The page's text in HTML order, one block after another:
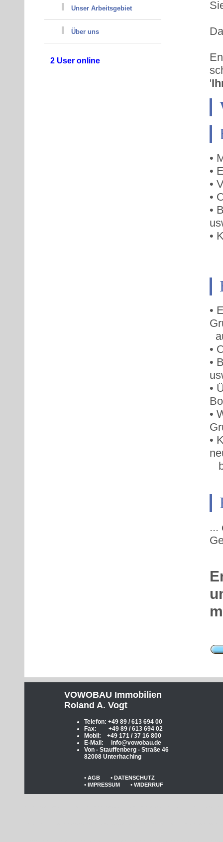
'
•
•
•
•
•
•
•
•
•
•
•
•
...
Unser Arbeitsgebiet
Über uns
VOWOBAU Immobilien
Roland A. Vogt
Telefon: +49 89 / 613 694 00
Fax: +49 89 / 613 694 02
Mobil: +49 171 / 37 16 800
E-Mail: info@vowobau.de
Von - Stauffenberg - Straße 46
82008 Unterhaching
• AGB • DATENSCHUTZ
• IMPRESSUM • WIDERRUF